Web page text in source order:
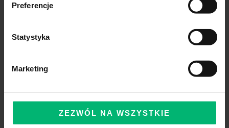
Preferencje
Statystyka
Marketing
ZEZWÓL NA WSZYSTKIE
Powinieneś o tym wiedzieć – zbliża się wielka zmiana!
Komentarze